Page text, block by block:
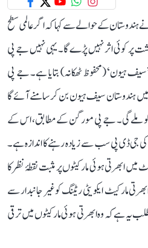
کے حوالے سے کہا کہ اگر عالمی سطح
پر کوئی اثر نہیں پڑے گا۔ یہی نہیں جے پی
ہیون‘ (محفوظ ٹھکانہ) بتایا ہے۔ جے پی
ہندوستان سیف ہیون بن کر سامنے آئے گا
ملے گی۔ جے پی مورگن کے مطابق، اس کے
جی ڈی پی سب سے زیادہ رہنے کا اندازہ ہے۔
ابھرتی ہوئی مارکیٹوں پر مثبت نقطۂ نظر کا
مارکیٹ ایکویٹی ریٹنگ کو غیر جانبدار سے
یہ ہے کہ وہ ابھرتی ہوئی مارکیٹوں میں ترقی